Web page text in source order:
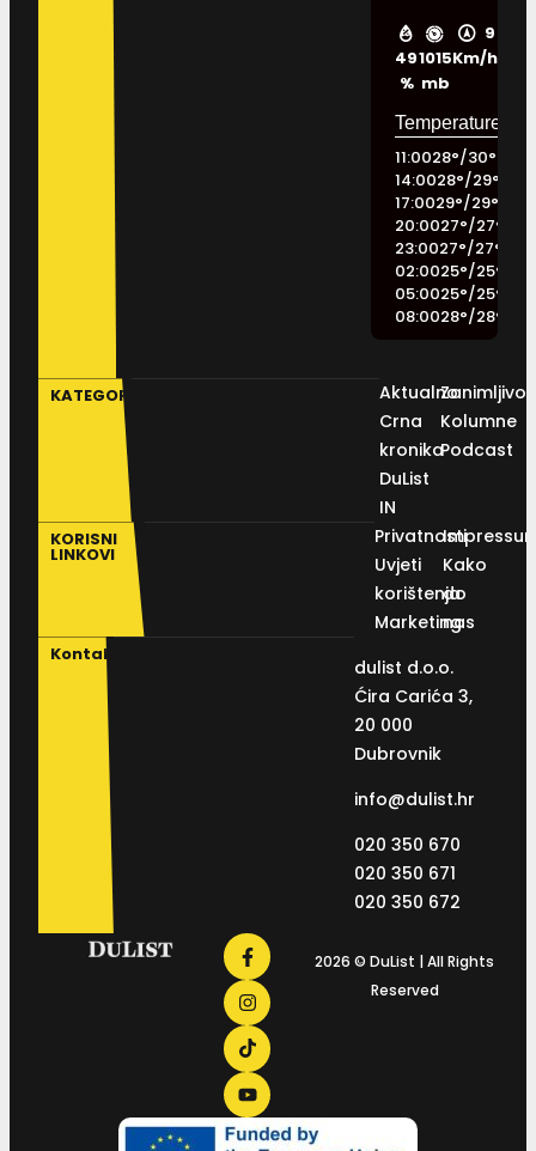
49
%
1015
mb
9
Km/h
11:0028°/30°
14:0028°/29°
17:0029°/29°
20:0027°/27°
23:0027°/27°
02:0025°/25°
05:0025°/25°
08:0028°/28°
KATEGORIJE
Aktualno
Crna
kronika
DuList
IN
Kolumne
Podcast
KORISNI
LINKOVI
Privatnosti
Uvjeti
korištenja
Marketing
Kako
do
nas
Kontakt
dulist d.o.o.
Ćira Carića 3,
20 000
Dubrovnik
info@dulist.hr
020 350 670
020 350 671
020 350 672
2026 © DuList | All Rights
Reserved